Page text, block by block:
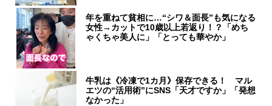
年を重ねて貧相に…“シワ＆面長”も気になる
女性→カットで10歳以上若返り！？「めち
ゃくちゃ美人に」「とっても華やか」
牛乳は《冷凍で1カ月》保存できる！ マル
エツの“活用術”にSNS「天才ですか」「発想
なかった」